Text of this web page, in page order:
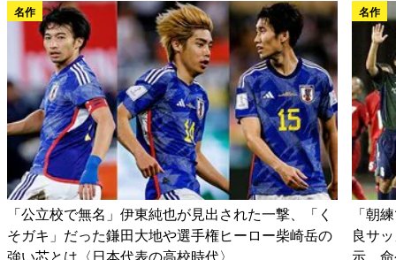
名作
「公立校で無名」伊東純也が見出された一撃、「く
そガキ」だった鎌田大地や選手権ヒーロー柴崎岳の
強い芯とは〈日本代表の高校時代〉
名作
「朝
良サ
示、